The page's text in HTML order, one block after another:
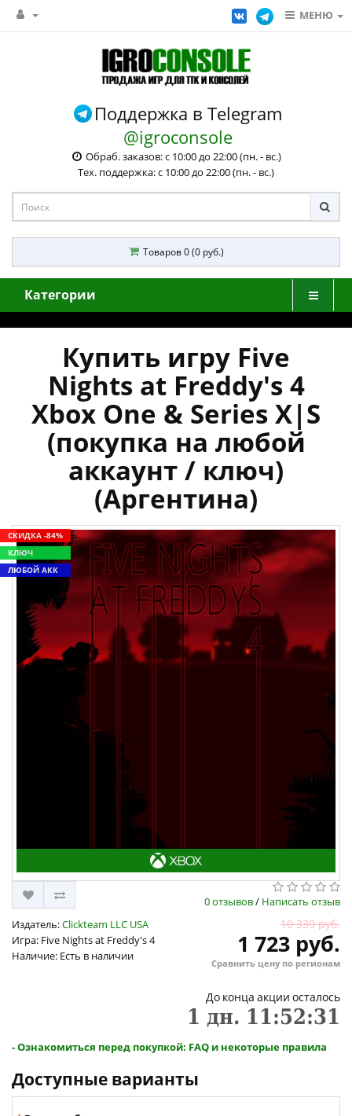
МЕНЮ
Поддержка в Telegram
@igroconsole
Обраб. заказов: с 10:00 до 22:00 (пн. - вс.)
Тех. поддержка: с 10:00 до 22:00 (пн. - вс.)
Товаров 0 (0 руб.)
Категории
Купить игру Five
Nights at Freddy's 4
Xbox One & Series X|S
(покупка на любой
аккаунт / ключ)
(Аргентина)
СКИДКА -84%
КЛЮЧ
ЛЮБОЙ АКК
0 отзывов/ Написать отзыв
Издатель:Clickteam LLC USA
Игра: Five Nights at Freddy's 4
Наличие: Есть в наличии
10 339 руб.
1 723 руб.
Сравнить цену по регионам
До конца акции осталось
1 дн. 11:52:31
- Ознакомиться перед покупкой: FAQ и некоторые правила
Доступные варианты